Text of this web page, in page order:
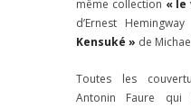
même collection « le
d’Ernest
Kensuké » de
Toutes les
Antonin Faure